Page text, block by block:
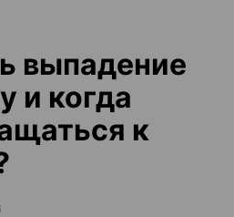
выпадение
и когда
к